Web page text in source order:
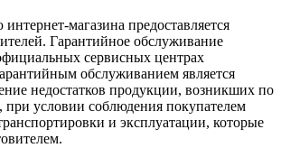
магазина предоставляется
Гарантийное обслуживание
сервисных центрах
обслуживанием является
недостатков продукции, возникших по
при условии соблюдения покупателем
и эксплуатации, которые